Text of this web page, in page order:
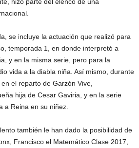
se incluye la actuación que realizó para
temporada 1, en donde interpretó a
y en la misma serie, pero para la
vida a la diabla niña. Así mismo, durante
el reparto de Garzón Vive,
hija de Cesar Gaviria, y en la serie
a Reina en su niñez.
también le han dado la posibilidad de
Francisco el Matemático Clase 2017,